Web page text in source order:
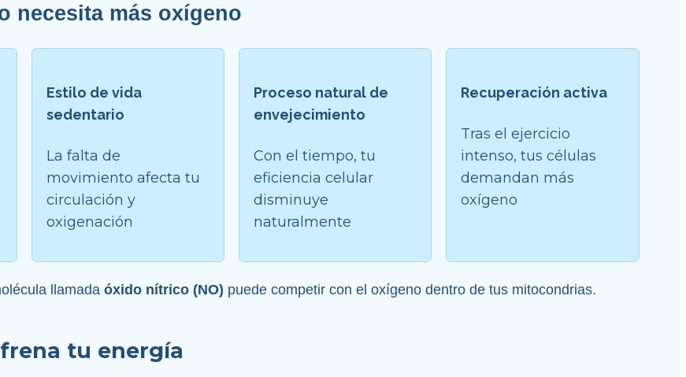
necesita más oxígeno
Estilo de vida
sedentario
La falta de
movimiento afecta tu
circulación y
oxigenación
Proceso natural de
envejecimiento
Con el tiempo, tu
eficiencia celular
disminuye
naturalmente
Recuperación activa
Tras el ejercicio
intenso, tus células
demandan más
oxígeno
llamada óxido nítrico (NO) puede competir con el oxígeno dentro de tus mitocondrias.
tu energía